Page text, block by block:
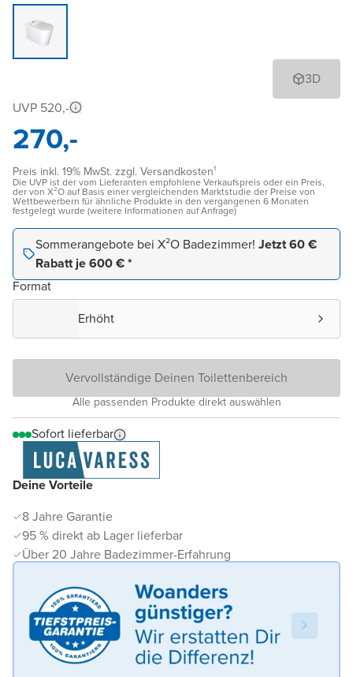
3D
Deine Vorteile
8 Jahre Garantie
95 % direkt ab Lager lieferbar
Über 20 Jahre Badezimmer-Erfahrung
UVP 520,-
270,-
Preis inkl. 19% MwSt. zzgl. Versandkosten¹
Die UVP ist der vom Lieferanten empfohlene Verkaufspreis oder ein Preis,
der von X²O auf Basis einer vergleichenden Marktstudie der Preise von
Wettbewerbern für ähnliche Produkte in den vergangenen 6 Monaten
festgelegt wurde (weitere Informationen auf Anfrage)
Sommerangebote bei X²O Badezimmer! Jetzt 60 €
Rabatt je 600 € *
Format
Erhöht
Vervollständige Deinen Toilettenbereich
Alle passenden Produkte direkt auswählen
Sofort lieferbar